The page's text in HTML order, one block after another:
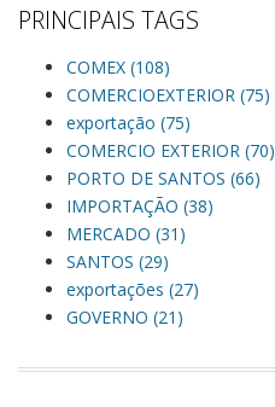
PRINCIPAIS TAGS
COMEX (108)
COMERCIOEXTERIOR (75)
exportação (75)
COMERCIO EXTERIOR (70)
PORTO DE SANTOS (66)
IMPORTAÇÃO (38)
MERCADO (31)
SANTOS (29)
exportações (27)
GOVERNO (21)